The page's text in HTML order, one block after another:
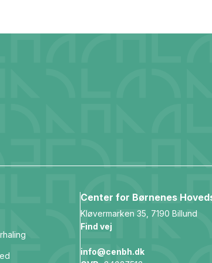
Center for Børnenes
Kløvermarken 35, 7190 Billund
Find vej
info@cenbh.dk